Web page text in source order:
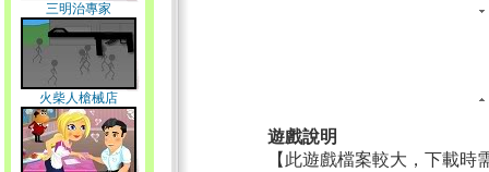
三明治專家
火柴人槍械店
遊戲說明
【此遊戲檔案較大，下載